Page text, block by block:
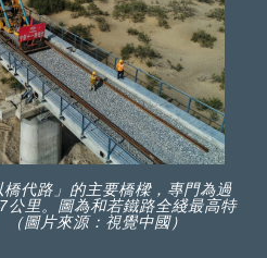
代路」的主要橋樑，專門為過
公里。圖為和若鐵路全綫最高特
圖片來源：視覺中國）